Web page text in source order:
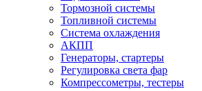
Тормозной системы
Топливной системы
Система охлаждения
АКПП
Генераторы, стартеры
Регулировка света фар
Компрессометры, тестеры